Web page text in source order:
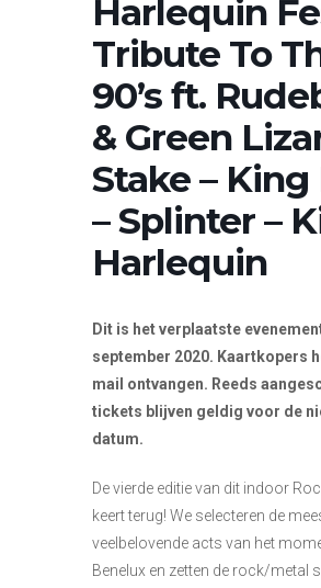
Harlequin
Tribute To
90’s ft.
& Green
Stake – King
– Splinter –
Harlequin
Dit is het verplaatste
september 2020. Kaartkopers
mail ontvangen. Reeds
tickets blijven geldig voor de
datum.
De vierde editie van dit indoor
keert terug! We selecteren de
veelbelovende acts van het
Benelux en zetten de rock/metal